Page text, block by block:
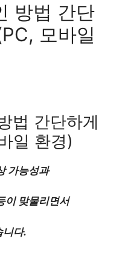
방법 간단
모바일
법 간단하게
일 환경)
가능성과
이 맞물리면서
니다.